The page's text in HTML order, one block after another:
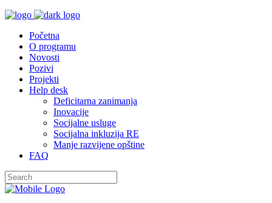
Početna
O programu
Novosti
Pozivi
Projekti
Help desk
Deficitarna zanimanja
Inovacije
Socijalne usluge
Socijalna inkluzija RE
Manje razvijene opštine
FAQ